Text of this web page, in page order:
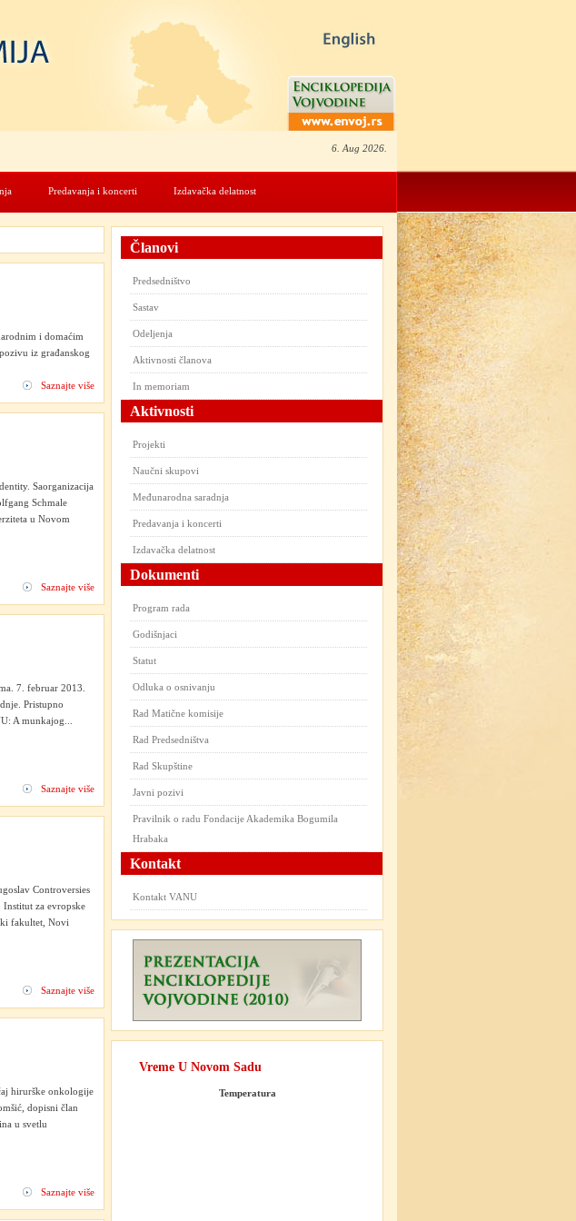
6. Aug 2026.
Predavanja i koncerti Izdavačka delatnost
i domaćim
iz građanskog
Saznajte više
Saorganizacija
Schmale
u Novom
Saznajte više
7. februar 2013.
Pristupno
A munkajog...
Saznajte više
Controversies
za evropske
fakultet, Novi
Saznajte više
hirurške onkologije
dopisni član
u svetlu
Saznajte više
Članovi
Predsedništvo
Sastav
Odeljenja
Aktivnosti članova
In memoriam
Aktivnosti
Projekti
Naučni skupovi
Međunarodna saradnja
Predavanja i koncerti
Izdavačka delatnost
Dokumenti
Program rada
Godišnjaci
Statut
Odluka o osnivanju
Rad Matične komisije
Rad Predsedništva
Rad Skupštine
Javni pozivi
Pravilnik o radu Fondacije Akademika Bogumila
Hrabaka
Kontakt
Kontakt VANU
Vreme U Novom Sadu
Temperatura